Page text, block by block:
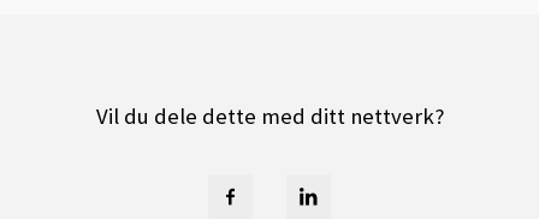
Vil du dele dette med ditt nettverk?